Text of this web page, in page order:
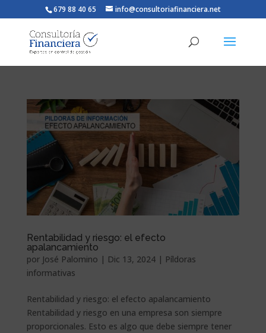
679 88 40 65 info@consultoriafinanciera.net
Rentabilidad y riesgo: el efecto
apalancamiento
por José Palomino | Dic 13, 2024| Píldoras
informativas
Rentabilidad y riesgo: el efecto apalancamiento
Rentabilidad y riesgo en una empresa son siempre
proporcionales. Esto es algo que debe siempre tener